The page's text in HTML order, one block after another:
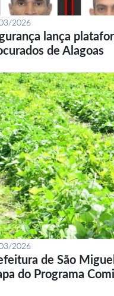
2026
lança
de Alagoas
2026
de São
do Programa